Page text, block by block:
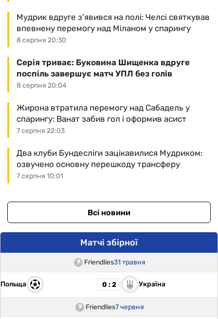
8 серпня 20:30
Мудрик вдруге з'явився на полі: Челсі святкував
впевнену перемогу над Міланом у спарингу
8 серпня 20:04
Серія триває: Буковина Шищенка вдруге
поспіль завершує матч УПЛ без голів
7 серпня 22:03
Жирона втратила перемогу над Сабадель у
спарингу: Ванат забив гол і оформив асист
7 серпня 10:01
Два клуби Бундесліги зацікавилися Мудриком:
озвучено основну перешкоду трансферу
Всі новини
Матчі збірної
Friendlies31 травня
Польща 0 : 2 Україна
Friendlies7 червня